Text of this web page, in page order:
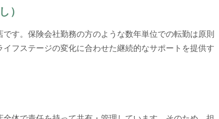
）
す。保険会社勤務の方のような数年単位での転勤は原則
フステージの変化に合わせた継続的なサポートを提供す